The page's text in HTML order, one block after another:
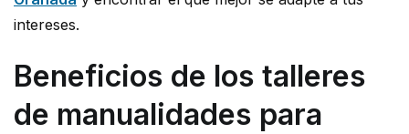
intereses.
Beneficios de los talleres
de manualidades para